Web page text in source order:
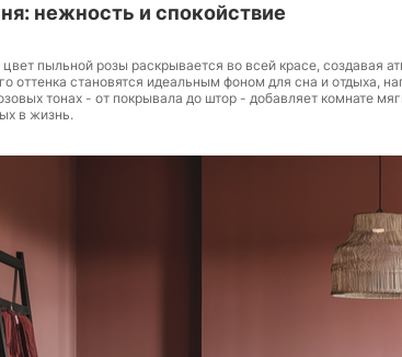
нежность и спокойствие
цвет пыльной розы раскрывается во всей красе, создавая
оттенка становятся идеальным фоном для сна и отдыха,
тонах - от покрывала до штор - добавляет комнате
в жизнь.